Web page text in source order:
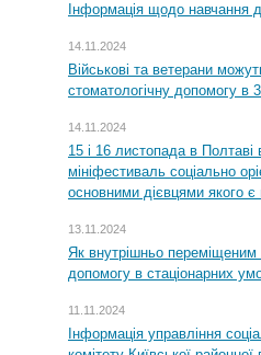
Інформація щодо навчання
14.11.2024
Військові та ветерани
стоматологічну допомогу в
14.11.2024
15 і 16 листопада в
мініфестиваль соціально
основними дієвцями якого є
13.11.2024
Як внутрішньо переміщеним
допомогу в стаціонарних
11.11.2024
Інформація управління